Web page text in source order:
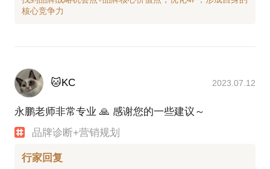
洪七公串串品牌定位，网络招商，品牌年度业绩从
🐱KC 2023.07.12
永鹏老师非常专业 🙏 感谢您的一些建议～
品牌诊断+营销规划
行家回复